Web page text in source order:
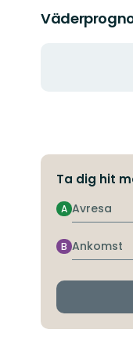
Ta dig hit
Avresa
A
Ankomst
B